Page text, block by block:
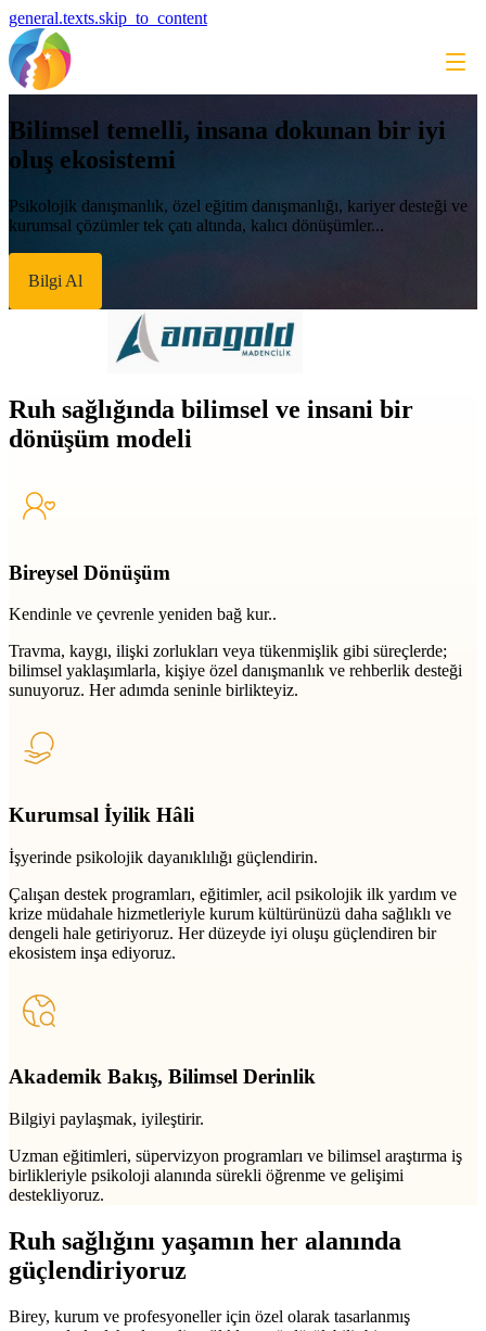
general.texts.skip_to_content
Bilimsel temelli, insana dokunan bir iyi
oluş ekosistemi
Psikolojik danışmanlık, özel eğitim danışmanlığı, kariyer desteği ve
kurumsal çözümler tek çatı altında, kalıcı dönüşümler...
Bilgi Al
Ruh sağlığında bilimsel ve insani bir
dönüşüm modeli
Bireysel Dönüşüm
Kendinle ve çevrenle yeniden bağ kur..
Travma, kaygı, ilişki zorlukları veya tükenmişlik gibi süreçlerde;
bilimsel yaklaşımlarla, kişiye özel danışmanlık ve rehberlik desteği
sunuyoruz. Her adımda seninle birlikteyiz.
Kurumsal İyilik Hâli
İşyerinde psikolojik dayanıklılığı güçlendirin.
Çalışan destek programları, eğitimler, acil psikolojik ilk yardım ve
krize müdahale hizmetleriyle kurum kültürünüzü daha sağlıklı ve
dengeli hale getiriyoruz. Her düzeyde iyi oluşu güçlendiren bir
ekosistem inşa ediyoruz.
Akademik Bakış, Bilimsel Derinlik
Bilgiyi paylaşmak, iyileştirir.
Uzman eğitimleri, süpervizyon programları ve bilimsel araştırma iş
birlikleriyle psikoloji alanında sürekli öğrenme ve gelişimi
destekliyoruz.
Ruh sağlığını yaşamın her alanında
güçlendiriyoruz
Birey, kurum ve profesyoneller için özel olarak tasarlanmış